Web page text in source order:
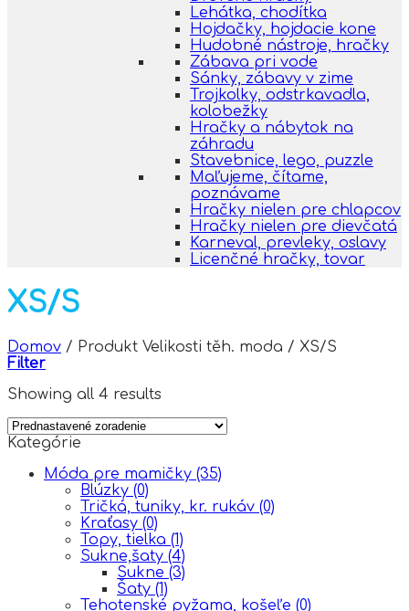
Lehátka, chodítka
Hojdačky, hojdacie kone
Hudobné nástroje, hračky
Zábava pri vode
Sánky, zábavy v zime
Trojkolky, odstrkavadla,
kolobežky
Hračky a nábytok na
záhradu
Stavebnice, lego, puzzle
Maľujeme, čítame,
poznávame
Hračky nielen pre chlapcov
Hračky nielen pre dievčatá
Karneval, prevleky, oslavy
Licenčné hračky, tovar
XS/S
Domov / Produkt Velikosti těh. moda / XS/S
Filter
Showing all 4 results
Kategórie
Móda pre mamičky (35)
Blúzky (0)
Tričká, tuniky, kr. rukáv (0)
Kraťasy (0)
Topy, tielka (1)
Sukne,šaty (4)
Sukne (3)
Šaty (1)
Tehotenské pyžama, košeľe (0)